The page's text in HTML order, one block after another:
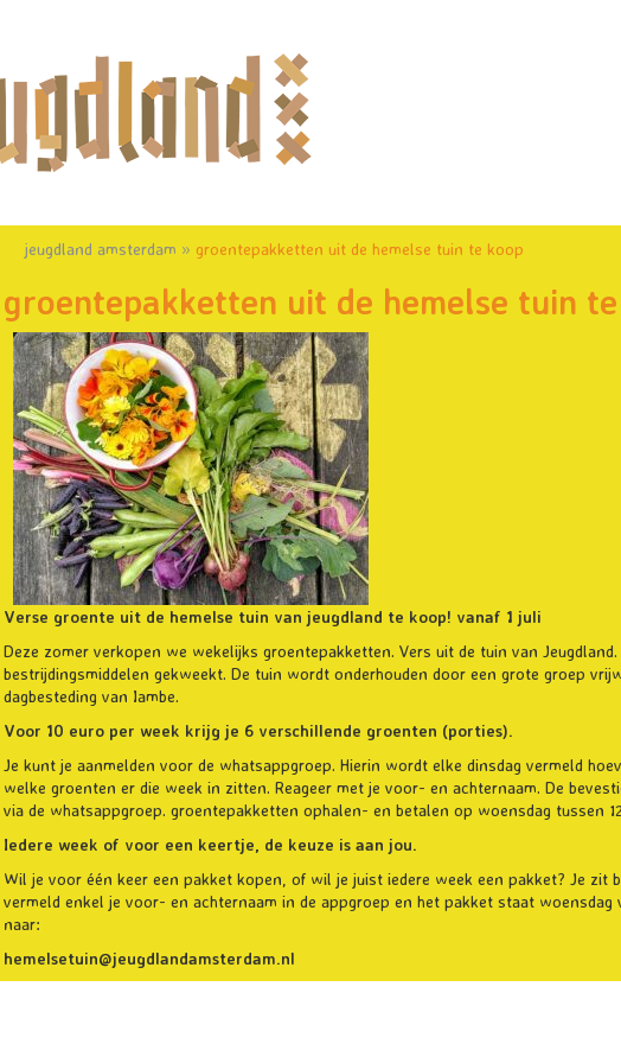
jeugdland amsterdam » groentepakketten uit de hemelse tuin te koop
groentepakketten uit de hemelse tuin
Verse groente uit de hemelse tuin van jeugdland te koop! vanaf 1 juli
Deze zomer verkopen we wekelijks groentepakketten. Vers uit de tuin van
bestrijdingsmiddelen gekweekt. De tuin wordt onderhouden door een grote groep
dagbesteding van Iambe.
Voor 10 euro per week krijg je 6 verschillende groenten (porties).
Je kunt je aanmelden voor de whatsappgroep. Hierin wordt elke dinsdag vermeld
welke groenten er die week in zitten. Reageer met je voor- en achternaam. De
via de whatsappgroep. groentepakketten ophalen- en betalen op woensdag tussen
Iedere week of voor een keertje, de keuze is aan jou.
Wil je voor één keer een pakket kopen, of wil je juist iedere week een pakket? Je zit
vermeld enkel je voor- en achternaam in de appgroep en het pakket staat woensdag
naar:
hemelsetuin@jeugdlandamsterdam.nl